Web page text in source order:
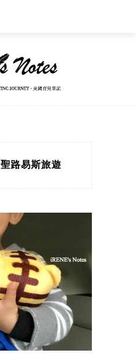
聖路易斯旅遊